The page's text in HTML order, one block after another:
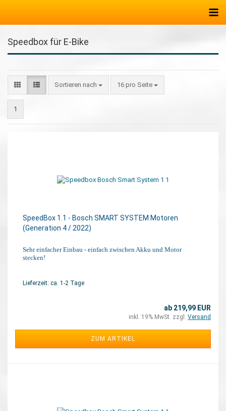
Speedbox für E-Bike
Sortieren nach 16 pro Seite
1
SpeedBox 1.1 - Bosch SMART SYSTEM Motoren
(Generation 4 / 2022)
Sehr einfacher Einbau - einfach zwischen Akku und Motor
stecken!
Lieferzeit: ca. 1-2 Tage
ab 219,99 EUR
inkl. 19% MwSt. zzgl. Versand
ZUM ARTIKEL